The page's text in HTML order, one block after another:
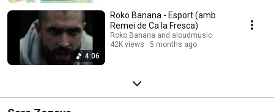
4:06
Roko Banana - Esport (amb
Remei de Ca la Fresca)
Roko Banana and aloudmusic
42K views
5 months ago